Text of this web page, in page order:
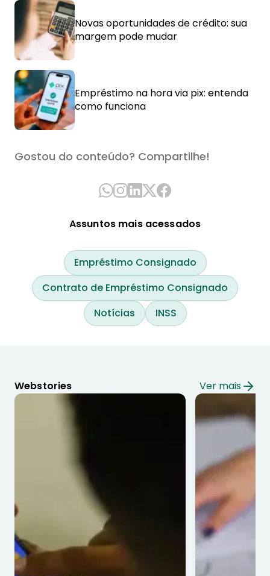
Novas oportunidades de crédito: sua
margem pode mudar
Empréstimo na hora via pix: entenda
como funciona
Gostou do conteúdo? Compartilhe!
Assuntos mais acessados
Empréstimo Consignado
Contrato de Empréstimo Consignado
Notícias
INSS
Webstories Ver mais